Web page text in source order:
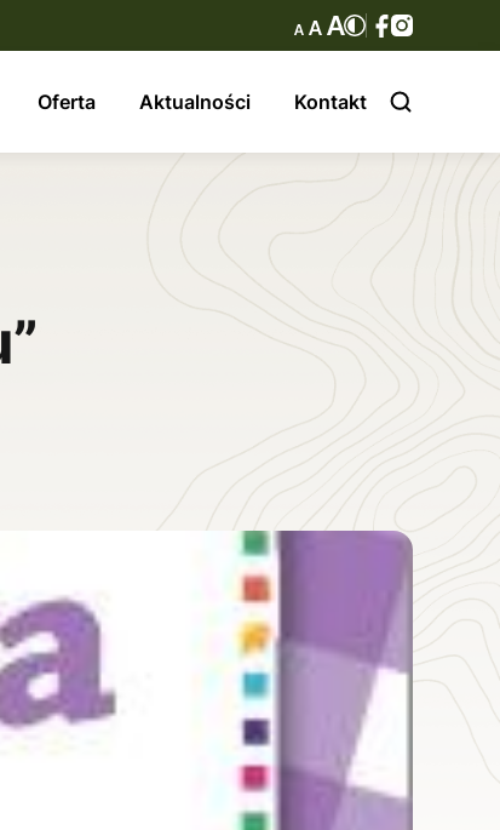
Oferta Aktualności Kontakt